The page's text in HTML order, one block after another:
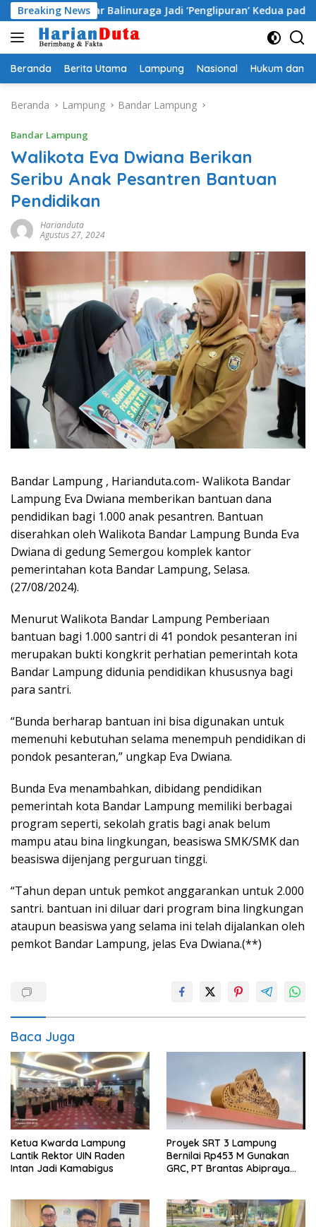
Langsung
ke
konten
Breaking News
Besar Balinuraga Jadi ‘Penglipuran’ Kedua pada 2027
Beranda Berita Utama Lampung Nasional Hukum dan
Beranda Lampung Bandar Lampung
Bandar Lampung
Walikota Eva Dwiana Berikan
Seribu Anak Pesantren Bantuan
Pendidikan
Harianduta
Agustus 27, 2024
Bandar Lampung , Harianduta.com- Walikota Bandar
Lampung Eva Dwiana memberikan bantuan dana
pendidikan bagi 1.000 anak pesantren. Bantuan
diserahkan oleh Walikota Bandar Lampung Bunda Eva
Dwiana di gedung Semergou komplek kantor
pemerintahan kota Bandar Lampung, Selasa.
(27/08/2024).
Menurut Walikota Bandar Lampung Pemberiaan
bantuan bagi 1.000 santri di 41 pondok pesanteran ini
merupakan bukti kongkrit perhatian pemerintah kota
Bandar Lampung didunia pendidikan khususnya bagi
para santri.
“Bunda berharap bantuan ini bisa digunakan untuk
memenuhi kebutuhan selama menempuh pendidikan di
pondok pesanteran,” ungkap Eva Dwiana.
Bunda Eva menambahkan, dibidang pendidikan
pemerintah kota Bandar Lampung memiliki berbagai
program seperti, sekolah gratis bagi anak belum
mampu atau bina lingkungan, beasiswa SMK/SMK dan
beasiswa dijenjang perguruan tinggi.
“Tahun depan untuk pemkot anggarankan untuk 2.000
santri. bantuan ini diluar dari program bina lingkungan
ataupun beasiswa yang selama ini telah dijalankan oleh
pemkot Bandar Lampung, jelas Eva Dwiana.(**)
Baca Juga
Ketua Kwarda Lampung
Lantik Rektor UIN Raden
Intan Jadi Kamabigus
Proyek SRT 3 Lampung
Bernilai Rp453 M Gunakan
GRC, PT Brantas Abipraya